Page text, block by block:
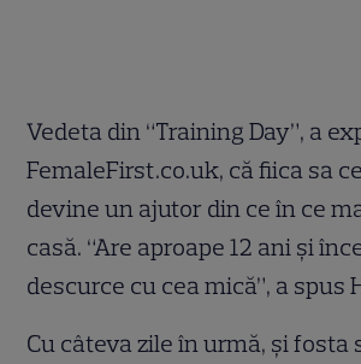
Vedeta din “Training Day”, a
FemaleFirst.co.uk, că fiica sa
devine un ajutor din ce în ce
casă. “Are aproape 12 ani şi
descurce cu cea mică”, a spus
Cu câteva zile în urmă, şi fosta